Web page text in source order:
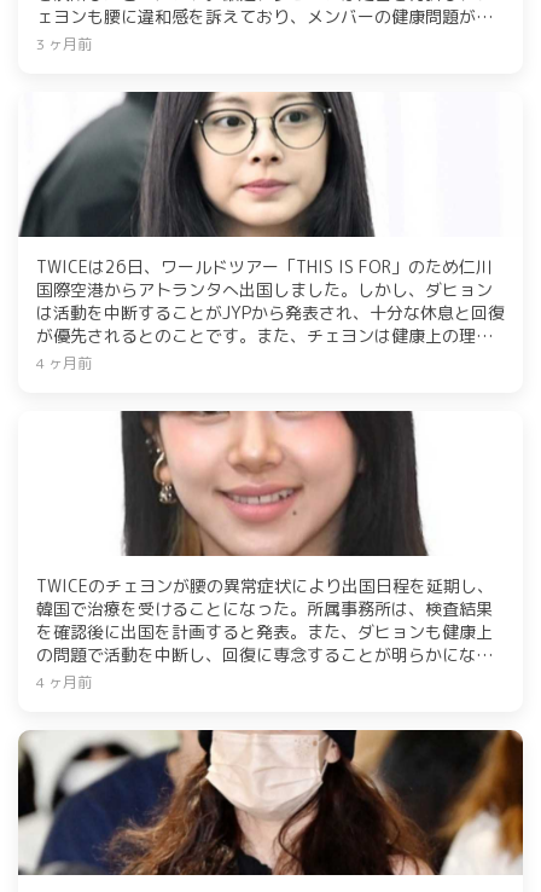
ェヨンも腰に違和感を訴えており、メンバーの健康問題が相
次いでいる。ファンからは「健康でいて」「無理しないで」
3 ヶ月前
TWICEは26日、ワールドツアー「THIS IS FOR」のため仁川
国際空港からアトランタへ出国しました。しかし、ダヒョン
は活動を中断することがJYPから発表され、十分な休息と回復
が優先されるとのことです。また、チェヨンは健康上の理由
で急遽出国を延期し、ワールドツアーへの影響が懸念されて
4 ヶ月前
TWICEのチェヨンが腰の異常症状により出国日程を延期し、
韓国で治療を受けることになった。所属事務所は、検査結果
を確認後に出国を計画すると発表。また、ダヒョンも健康上
の問題で活動を中断し、回復に専念することが明らかになっ
た。TWICEは現在、ワールドツアー「THIS IS FOR」を進行
4 ヶ月前